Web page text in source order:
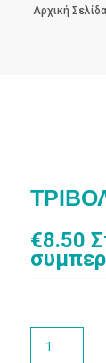
Αρχική Σελίδα
€8.50
Βάμμα